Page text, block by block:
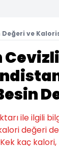
ve
ile ilgili
değeri
kaç